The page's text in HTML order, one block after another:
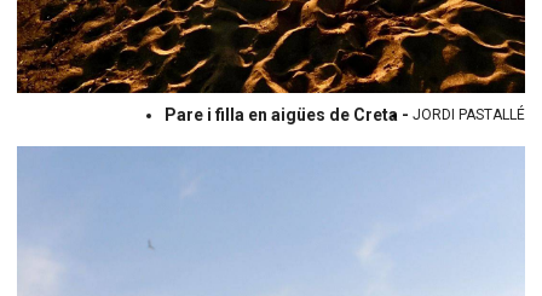
Pare i filla en aigües de Creta - JORDI PASTALLÉ